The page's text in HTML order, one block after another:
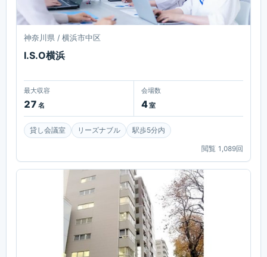
神奈川県 / 横浜市中区
I.S.O横浜
最大収容
27 名
会場数
4室
貸し会議室 リーズナブル 駅歩5分内
閲覧 1,089回